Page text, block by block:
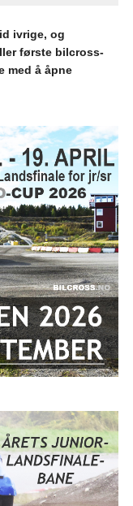
ivrige, og
første bilcross-
med å åpne